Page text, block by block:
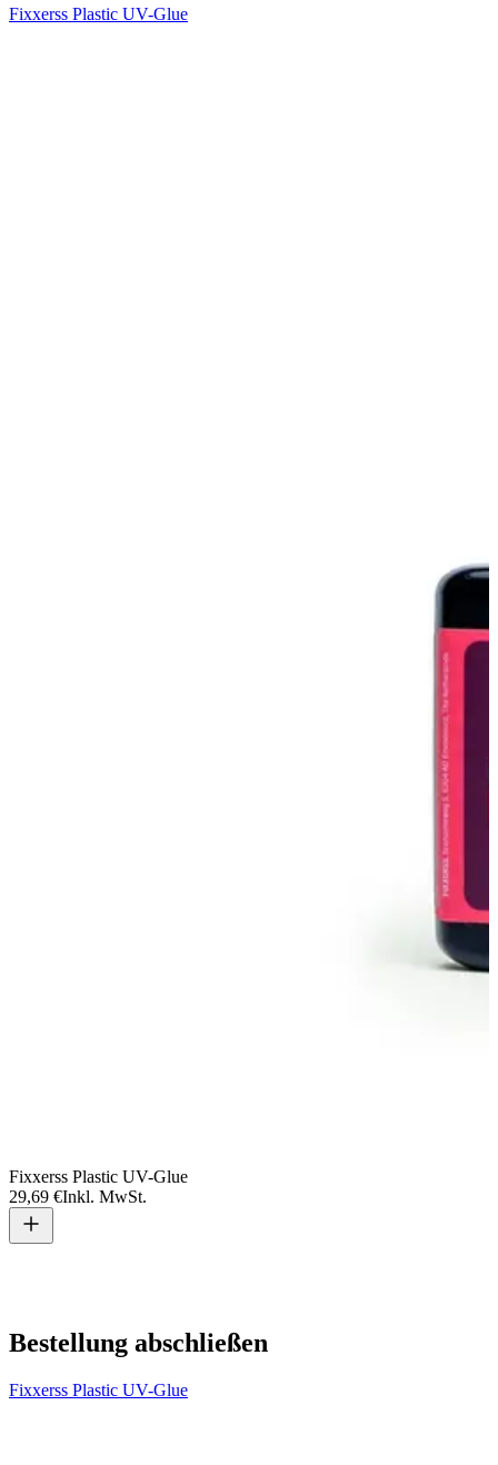
Fixxerss Plastic UV-Glue
Fixxerss Plastic UV-Glue
29,69 €Inkl. MwSt.
Bestellung abschließen
Fixxerss Plastic UV-Glue